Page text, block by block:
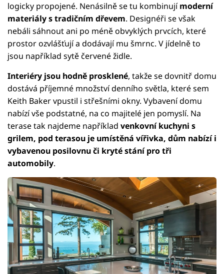
logicky propojené. Nenásilně se tu kombinujímoderní
materiály s tradičním dřevem. Designéři se však
nebáli sáhnout ani po méně obvyklých prvcích, které
prostor ozvlášťují a dodávají mu šmrnc. V jídelně to
jsou například sytě červené židle.
Interiéry jsou hodně prosklené, takže se dovnitř domu
dostává příjemné množství denního světla, které sem
Keith Baker vpustil i střešními okny. Vybavení domu
nabízí vše podstatné, na co majitelé jen pomyslí. Na
terase tak najdeme například venkovní kuchyni s
grilem, pod terasou je umístěná vířivka, dům nabízí i
vybavenou posilovnu či kryté stání pro tři
automobily.